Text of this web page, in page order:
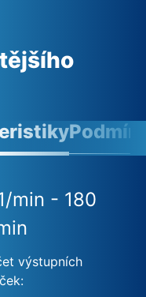
min - 180
výstupních